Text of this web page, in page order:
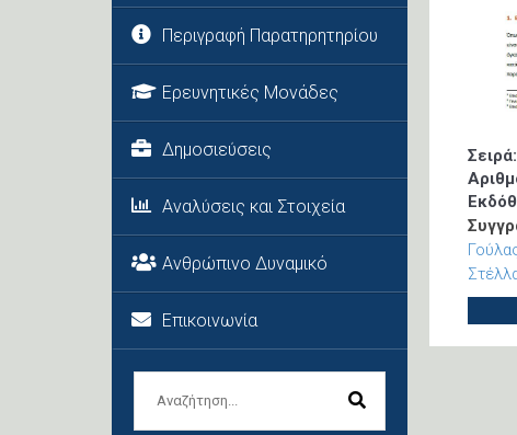
Περιγραφή Παρατηρητηρίου
Ερευνητικές Μονάδες
Δημοσιεύσεις
Αναλύσεις και Στοιχεία
Ανθρώπινο Δυναμικό
Επικοινωνία
Σειρά: